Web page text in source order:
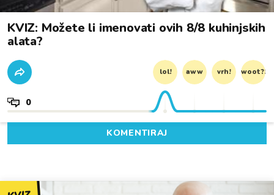
KVIZ: Možete li imenovati ovih 8/8 kuhinjskih
alata?
lol! aww vrh! woot?!
0
KOMENTIRAJ